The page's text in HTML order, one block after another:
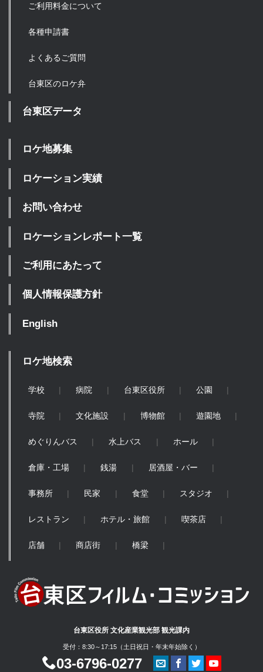
ご利用料金について
各種申請書
よくあるご質問
台東区のロケ弁
台東区データ
ロケ地募集
ロケーション実績
お問い合わせ
ロケーションレポート一覧
ご利用にあたって
個人情報保護方針
English
ロケ地検索
学校 病院 台東区役所 公園
寺院 文化施設 博物館 遊園地
めぐりんバス 水上バス ホール
倉庫・工場 銭湯 居酒屋・バー
事務所 民家 食堂 スタジオ
レストラン ホテル・旅館 喫茶店
店舗 商店街 橋梁
台東区役所 文化産業観光部 観光課内
受付：8:30～17:15（土日祝日・年末年始除く）
03-6796-0277